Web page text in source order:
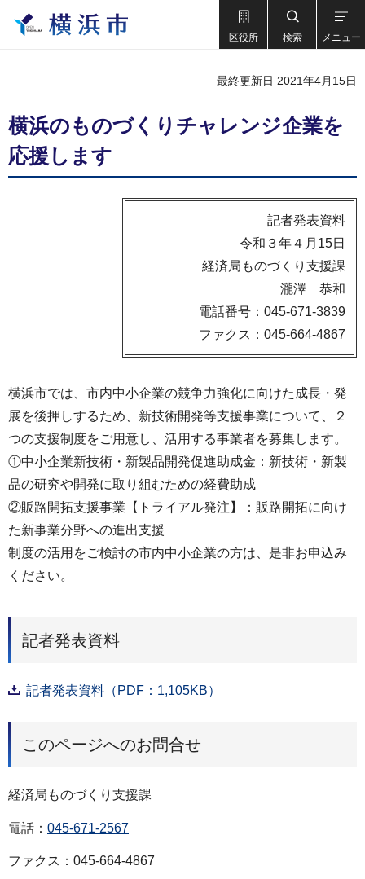
区役所 検索 メニュー
最終更新日 2021年4月15日
横浜のものづくりチャレンジ企業を
応援します
記者発表資料
令和３年４月15日
経済局ものづくり支援課
瀧澤 恭和
電話番号：045-671-3839
ファクス：045-664-4867
横浜市では、市内中小企業の競争力強化に向けた成長・発
展を後押しするため、新技術開発等支援事業について、２
つの支援制度をご用意し、活用する事業者を募集します。
①中小企業新技術・新製品開発促進助成金：新技術・新製
品の研究や開発に取り組むための経費助成
②販路開拓支援事業【トライアル発注】：販路開拓に向け
た新事業分野への進出支援
制度の活用をご検討の市内中小企業の方は、是非お申込み
ください。
記者発表資料
記者発表資料（PDF：1,105KB）
このページへのお問合せ
経済局ものづくり支援課
電話： 045-671-2567
ファクス：045-664-4867